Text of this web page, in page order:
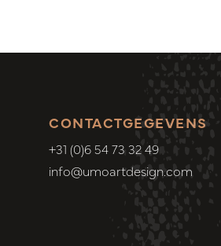
CONTACTGEGEVENS
+31 (0)6 54 73 32 49
info@umoartdesign.com